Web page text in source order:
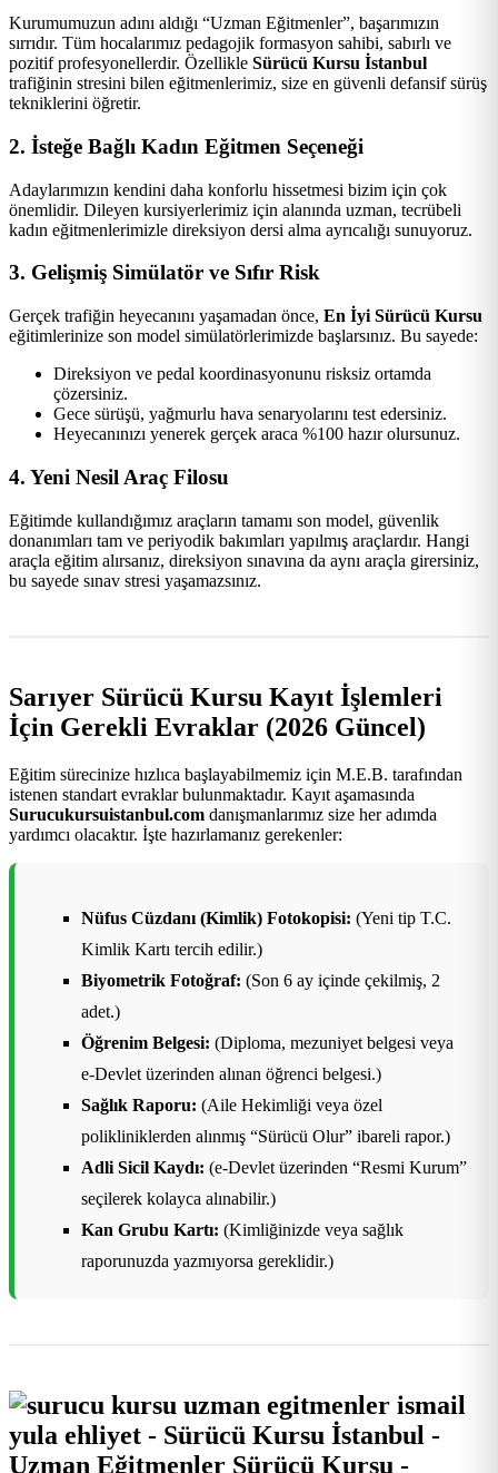
Kurumumuzun adını aldığı “Uzman Eğitmenler”, başarımızın
sırrıdır. Tüm hocalarımız pedagojik formasyon sahibi, sabırlı ve
pozitif profesyonellerdir. Özellikle Sürücü Kursu İstanbul
trafiğinin stresini bilen eğitmenlerimiz, size en güvenli defansif sürüş
tekniklerini öğretir.
2. İsteğe Bağlı Kadın Eğitmen Seçeneği
Adaylarımızın kendini daha konforlu hissetmesi bizim için çok
önemlidir. Dileyen kursiyerlerimiz için alanında uzman, tecrübeli
kadın eğitmenlerimizle direksiyon dersi alma ayrıcalığı sunuyoruz.
3. Gelişmiş Simülatör ve Sıfır Risk
Gerçek trafiğin heyecanını yaşamadan önce, En İyi Sürücü Kursu
eğitimlerinize son model simülatörlerimizde başlarsınız. Bu sayede:
Direksiyon ve pedal koordinasyonunu risksiz ortamda
çözersiniz.
Gece sürüşü, yağmurlu hava senaryolarını test edersiniz.
Heyecanınızı yenerek gerçek araca %100 hazır olursunuz.
4. Yeni Nesil Araç Filosu
Eğitimde kullandığımız araçların tamamı son model, güvenlik
donanımları tam ve periyodik bakımları yapılmış araçlardır. Hangi
araçla eğitim alırsanız, direksiyon sınavına da aynı araçla girersiniz,
bu sayede sınav stresi yaşamazsınız.
Sarıyer Sürücü Kursu Kayıt İşlemleri
İçin Gerekli Evraklar (2026 Güncel)
Eğitim sürecinize hızlıca başlayabilmemiz için M.E.B. tarafından
istenen standart evraklar bulunmaktadır. Kayıt aşamasında
Surucukursuistanbul.com danışmanlarımız size her adımda
yardımcı olacaktır. İşte hazırlamanız gerekenler:
Nüfus Cüzdanı (Kimlik) Fotokopisi: (Yeni tip T.C.
Kimlik Kartı tercih edilir.)
Biyometrik Fotoğraf: (Son 6 ay içinde çekilmiş, 2
adet.)
Öğrenim Belgesi: (Diploma, mezuniyet belgesi veya
e-Devlet üzerinden alınan öğrenci belgesi.)
Sağlık Raporu: (Aile Hekimliği veya özel
polikliniklerden alınmış “Sürücü Olur” ibareli rapor.)
Adli Sicil Kaydı: (e-Devlet üzerinden “Resmi Kurum”
seçilerek kolayca alınabilir.)
Kan Grubu Kartı: (Kimliğinizde veya sağlık
raporunuzda yazmıyorsa gereklidir.)